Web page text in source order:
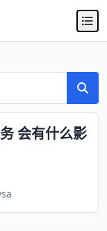
会有什么影